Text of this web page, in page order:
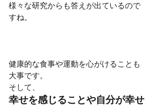
様々な研究からも答えが出ているので
すね。
健康的な食事や運動を心がけることも
大事です。
そして、
幸せを感じることや自分が幸せ